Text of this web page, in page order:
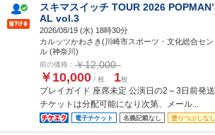
スキマスイッチ TOUR 2026
AL vol.3
2026/08/19 (水) 18時30分
カルッツかわさき(川崎市スポーツ・文化総合セ
ル (神奈川)
前の価格： ￥12,000
￥10,000 / 枚 1枚
プレイガイド 座席未定 公演日の2～3日前発
チケットは分配可能になり次第、メール...
電子チケット 名義記載なし 塗りつぶしなし